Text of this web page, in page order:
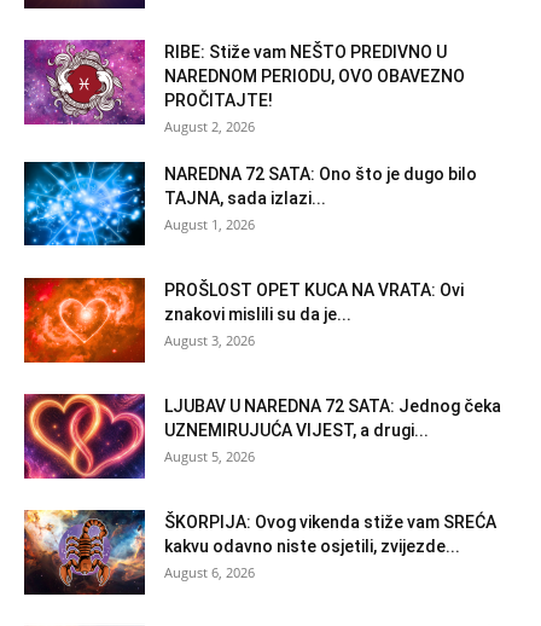
RIBE: Stiže vam NEŠTO PREDIVNO U
NAREDNOM PERIODU, OVO OBAVEZNO
PROČITAJTE!
August 2, 2026
NAREDNA 72 SATA: Ono što je dugo bilo
TAJNA, sada izlazi...
August 1, 2026
PROŠLOST OPET KUCA NA VRATA: Ovi
znakovi mislili su da je...
August 3, 2026
LJUBAV U NAREDNA 72 SATA: Jednog čeka
UZNEMIRUJUĆA VIJEST, a drugi...
August 5, 2026
ŠKORPIJA: Ovog vikenda stiže vam SREĆA
kakvu odavno niste osjetili, zvijezde...
August 6, 2026